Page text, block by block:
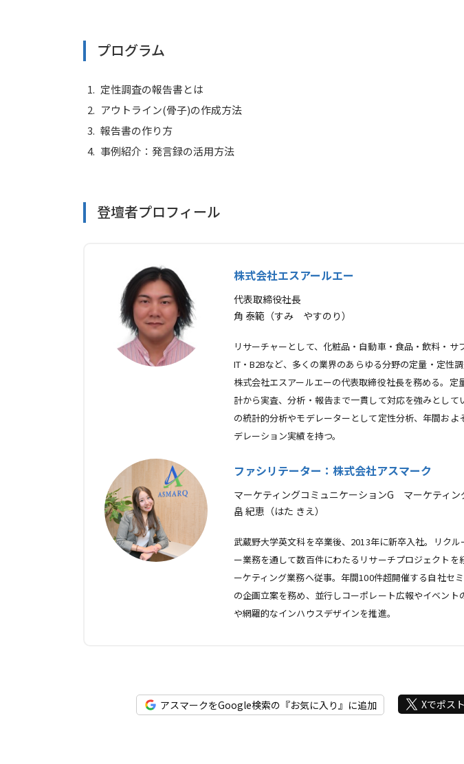
プログラム
定性調査の報告書とは
アウトライン(骨子)の作成方法
報告書の作り方
事例紹介：発言録の活用方法
登壇者プロフィール
株式会社エスアールエー
代表取締役社長
角 泰範（すみ やすのり）
リサーチャーとして、化粧品・自動車・食品・飲料・サ
IT・B2Bなど、多くの業界のあらゆる分野の定量・定性
株式会社エスアールエーの代表取締役社長を務める。定
計から実査、分析・報告まで一貫して対応を強みとして
の統計的分析やモデレーターとして定性分析、年間およ
デレーション実績を持つ。
ファシリテーター：株式会社アスマーク
マーケティングコミュニケーションG マーケティン
畠 紀恵（はた きえ）
武蔵野大学英文科を卒業後、2013年に新卒入社。リクル
ー業務を通して数百件にわたるリサーチプロジェクトを
ーケティング業務へ従事。年間100件超開催する自社セ
の企画立案を務め、並行しコーポレート広報やイベント
や網羅的なインハウスデザインを推進。
アスマークをGoogle検索の『お気に入り』に追加 Xでポスト